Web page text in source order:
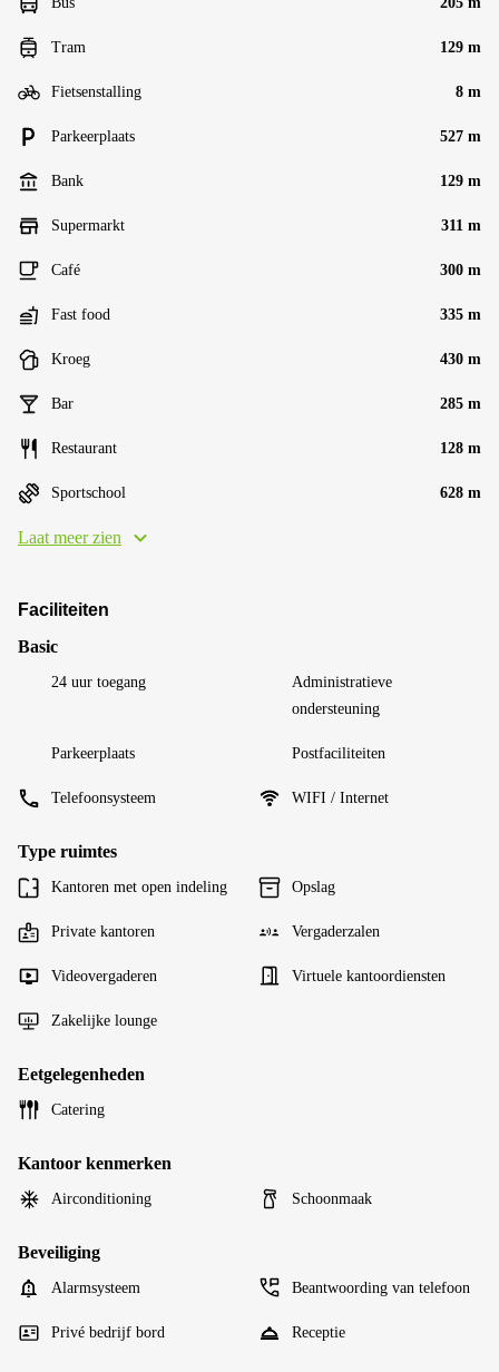
Tram 129 m
Fietsenstalling 8 m
Parkeerplaats 527 m
Bank 129 m
Supermarkt 311 m
Café 300 m
Fast food 335 m
Kroeg 430 m
Bar 285 m
Restaurant 128 m
Sportschool 628 m
Laat meer zien
Faciliteiten
Basic
24 uur toegang
Administratieve
ondersteuning
Parkeerplaats Postfaciliteiten
Telefoonsysteem WIFI / Internet
Type ruimtes
Kantoren met open indeling Opslag
Private kantoren Vergaderzalen
Videovergaderen Virtuele kantoordiensten
Zakelijke lounge
Eetgelegenheden
Catering
Kantoor kenmerken
Airconditioning Schoonmaak
Beveiliging
Alarmsysteem Beantwoording van telefoon
Privé bedrijf bord Receptie